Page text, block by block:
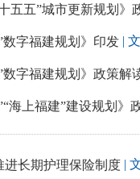
十五五”城市更新规划》
数字福建规划》印发 |
数字福建规划》政策解
海上福建”建设规划》
进长期护理保险制度 |